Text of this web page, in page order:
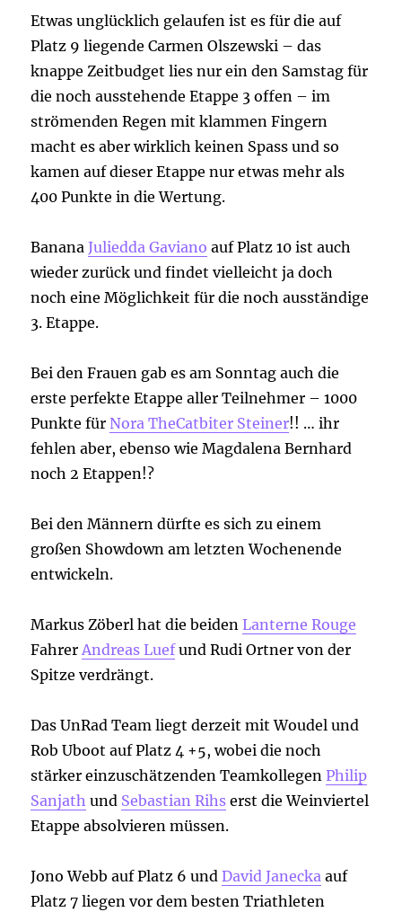
Etwas unglücklich gelaufen ist es für die auf
Platz 9 liegende Carmen Olszewski – das
knappe Zeitbudget lies nur ein den Samstag für
die noch ausstehende Etappe 3 offen – im
strömenden Regen mit klammen Fingern
macht es aber wirklich keinen Spass und so
kamen auf dieser Etappe nur etwas mehr als
400 Punkte in die Wertung.
BananaJuliedda Gaviano auf Platz 10 ist auch
wieder zurück und findet vielleicht ja doch
noch eine Möglichkeit für die noch ausständige
3. Etappe.
Bei den Frauen gab es am Sonntag auch die
erste perfekte Etappe aller Teilnehmer – 1000
Punkte fürNora TheCatbiter Steiner!! … ihr
fehlen aber, ebenso wie Magdalena Bernhard
noch 2 Etappen!?
Bei den Männern dürfte es sich zu einem
großen Showdown am letzten Wochenende
entwickeln.
Markus Zöberl hat die beidenLanterne Rouge
FahrerAndreas Luefund Rudi Ortner von der
Spitze verdrängt.
Das UnRad Team liegt derzeit mit Woudel und
Rob Uboot auf Platz 4 +5, wobei die noch
stärker einzuschätzenden TeamkollegenPhilip
Sanjath und Sebastian Rihs erst die Weinviertel
Etappe absolvieren müssen.
Jono Webb auf Platz 6 undDavid Janecka auf
Platz 7 liegen vor dem besten Triathleten